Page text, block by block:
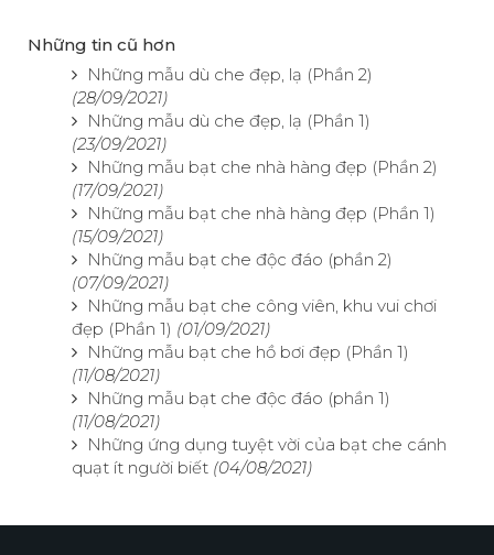
Những tin cũ hơn
Những mẫu dù che đẹp, lạ (Phần 2)
(28/09/2021)
Những mẫu dù che đẹp, lạ (Phần 1)
(23/09/2021)
Những mẫu bạt che nhà hàng đẹp (Phần 2)
(17/09/2021)
Những mẫu bạt che nhà hàng đẹp (Phần 1)
(15/09/2021)
Những mẫu bạt che độc đáo (phần 2)
(07/09/2021)
Những mẫu bạt che công viên, khu vui chơi
đẹp (Phần 1) (01/09/2021)
Những mẫu bạt che hồ bơi đẹp (Phần 1)
(11/08/2021)
Những mẫu bạt che độc đáo (phần 1)
(11/08/2021)
Những ứng dụng tuyệt vời của bạt che cánh
quạt ít người biết (04/08/2021)